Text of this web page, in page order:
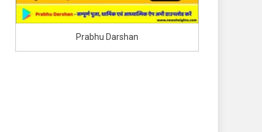
Prabhu Darshan